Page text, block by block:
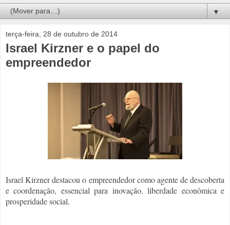
▼
terça-feira, 28 de outubro de 2014
Israel Kirzner e o papel do
empreendedor
Israel Kirzner destacou o empreendedor como agente de descoberta
e coordenação, essencial para inovação, liberdade econômica e
prosperidade social.